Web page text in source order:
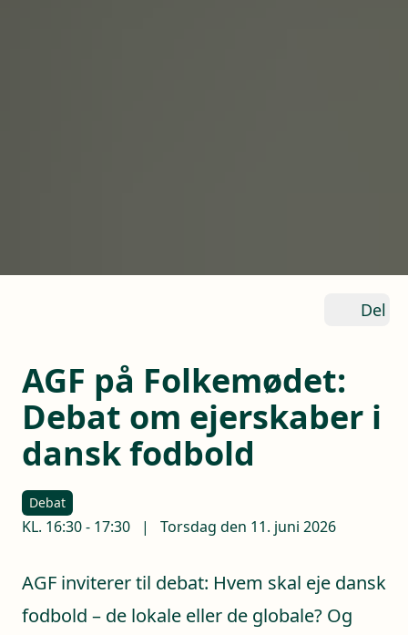
Del
AGF på Folkemødet:
Debat om ejerskaber i
dansk fodbold
Debat
KL. 16:30- 17:30 | Torsdag den 11. juni 2026
AGF inviterer til debat: Hvem skal eje dansk
fodbold – de lokale eller de globale? Og